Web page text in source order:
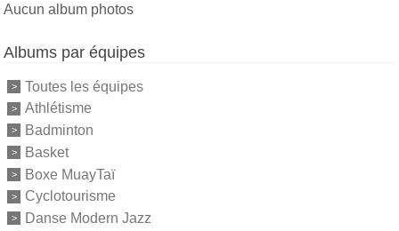
Aucun album photos
Albums par équipes
Toutes les équipes
Athlétisme
Badminton
Basket
Boxe MuayTaï
Cyclotourisme
Danse Modern Jazz